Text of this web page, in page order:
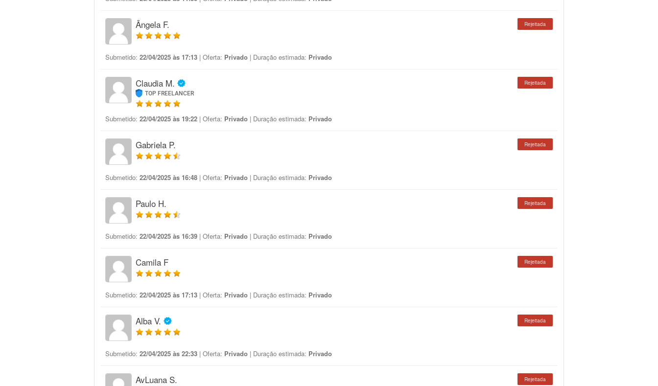
Ângela F. Rejeitada
Submetido: 22/04/2025 às 17:13 | Oferta: Privado | Duração estimada: Privado
Claudia M.
TOP FREELANCER
Rejeitada
Submetido: 22/04/2025 às 19:22 | Oferta: Privado | Duração estimada: Privado
Gabriela P. Rejeitada
Submetido: 22/04/2025 às 16:48 | Oferta: Privado | Duração estimada: Privado
Paulo H. Rejeitada
Submetido: 22/04/2025 às 16:39 | Oferta: Privado | Duração estimada: Privado
Camila F Rejeitada
Submetido: 22/04/2025 às 17:13 | Oferta: Privado | Duração estimada: Privado
Alba V. Rejeitada
Submetido: 22/04/2025 às 22:33 | Oferta: Privado | Duração estimada: Privado
AvLuana S. Rejeitada